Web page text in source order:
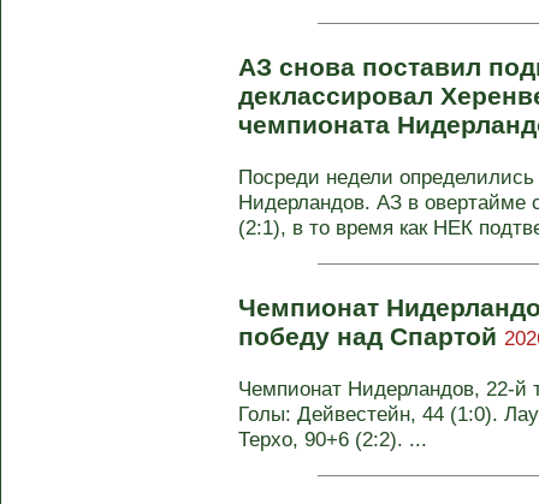
АЗ снова поставил
деклассировал
чемпионата
Посреди недели
Нидерландов. АЗ в овертайме
(2:1), в то время как НЕК
Чемпионат
победу над Спартой
Чемпионат Нидерландов, 22-й
Голы: Дейвестейн, 44 (1:0).
Терхо, 90+6 (2:2). ...